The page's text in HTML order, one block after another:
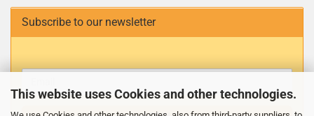
This website uses Cookies and other technologies.
Subscribe to our newsletter